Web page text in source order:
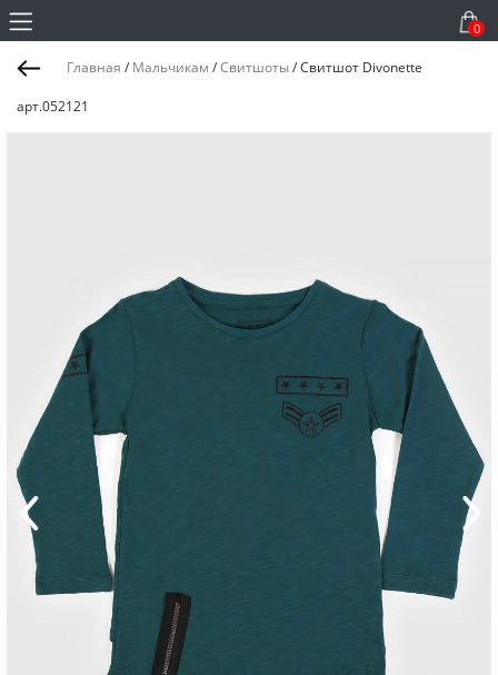
0
Главная / Мальчикам /Свитшоты/Свитшот Divonette
арт.052121